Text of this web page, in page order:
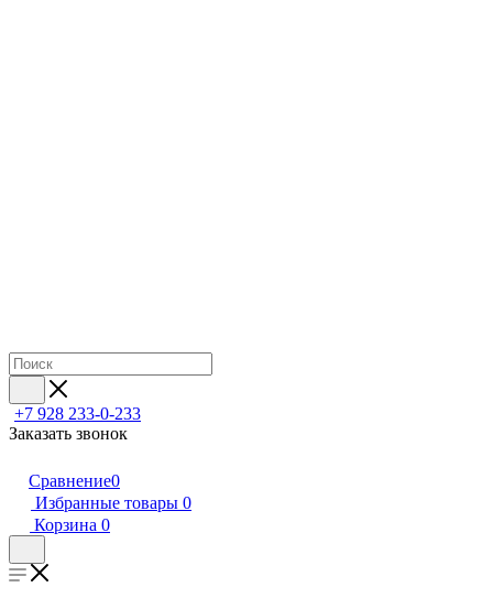
+7 928 233-0-233
Заказать звонок
Сравнение0
Избранные товары 0
Корзина 0